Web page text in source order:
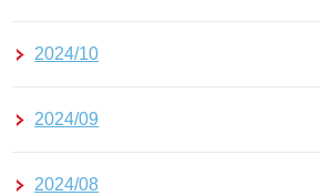
2024/10
2024/09
2024/08